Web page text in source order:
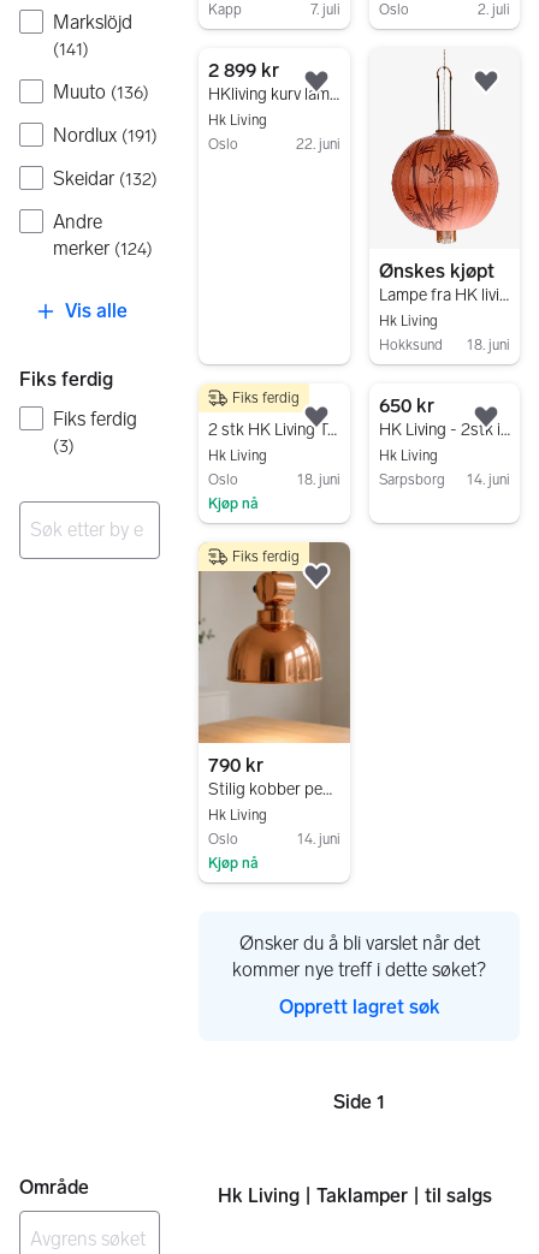
Markslöjd
(141)
Muuto (136)
Nordlux (191)
Skeidar (132)
Andre
merker (124)
Vis alle
Fiks ferdig
Fiks ferdig
(3)
Område
Kapp
7. juli
Oslo
2. juli
2 899 kr
HKliving kurv lampe medium - natur
Hk Living
Oslo
22. juni
Legg til som favoritt.
Ønskes kjøpt
Lampe fra HK living
Hk Living
Hokksund
18. juni
1 500 kr
2 stk HK Living Triangle taklamper – str. M, matt lilla
Hk Living
Oslo
18. juni
Kjøp nå
Fiks ferdig
Legg til som favoritt.
650 kr
HK Living - 2stk industripendler
Hk Living
Sarpsborg
14. juni
790 kr
Stilig kobber pendellampe – moderne design – pent brukt
Hk Living
Oslo
14. juni
Kjøp nå
Fiks ferdig
Ønsker du å bli varslet når det
kommer nye treff i dette søket?
Opprett lagret søk
Sider
Side 1
Hk Living | Taklamper | til salgs